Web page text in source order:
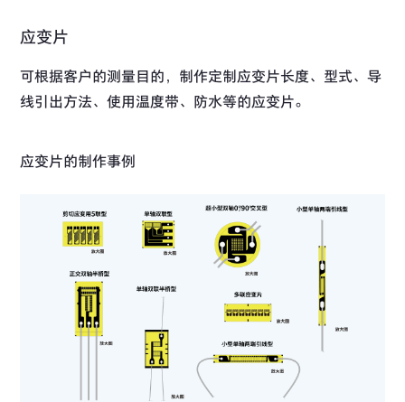
应变片
可根据客户的测量目的，制作定制应变片长度、型式、导
线引出方法、使用温度带、防水等的应变片。
应变片的制作事例